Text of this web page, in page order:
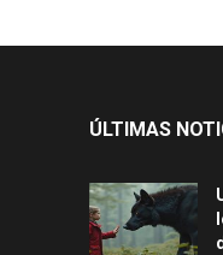
ÚLTIMAS